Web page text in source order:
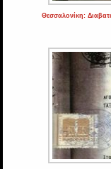
Θεσσαλονίκη: